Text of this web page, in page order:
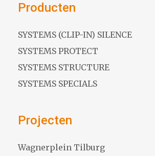
Producten
SYSTEMS (CLIP-IN) SILENCE
SYSTEMS PROTECT
SYSTEMS STRUCTURE
SYSTEMS SPECIALS
Projecten
Wagnerplein Tilburg